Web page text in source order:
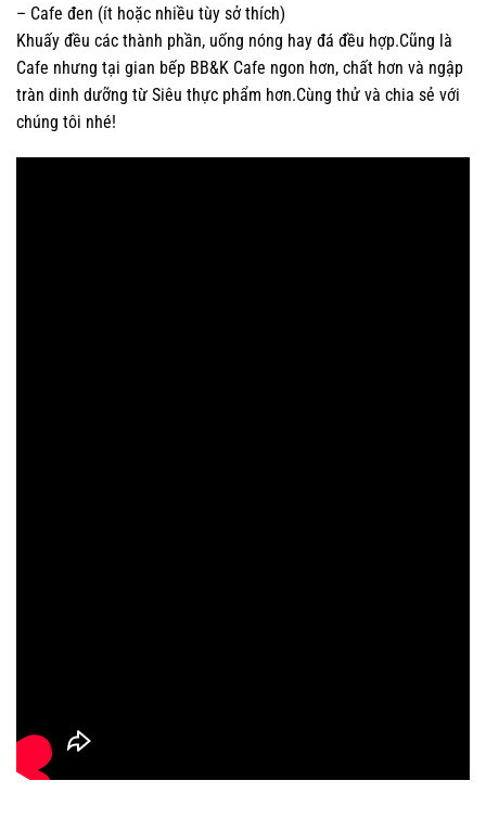
– Cafe đen (ít hoặc nhiều tùy sở thích)
Khuấy đều các thành phần, uống nóng hay đá đều hợp.Cũng là
Cafe nhưng tại gian bếp BB&K Cafe ngon hơn, chất hơn và ngập
tràn dinh dưỡng từ Siêu thực phẩm hơn.Cùng thử và chia sẻ với
chúng tôi nhé!